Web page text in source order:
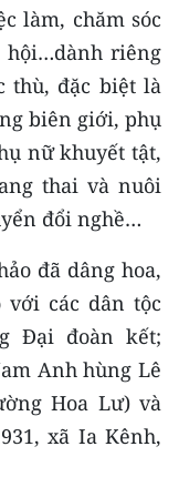
làm, chăm sóc
hội…dành riêng
thù, đặc biệt là
biên giới, phụ
nữ khuyết tật,
thai và nuôi
đổi nghề…
đã dâng hoa,
với các dân tộc
Đại đoàn kết;
Anh hùng Lê
Hoa Lư) và
xã Ia Kênh,